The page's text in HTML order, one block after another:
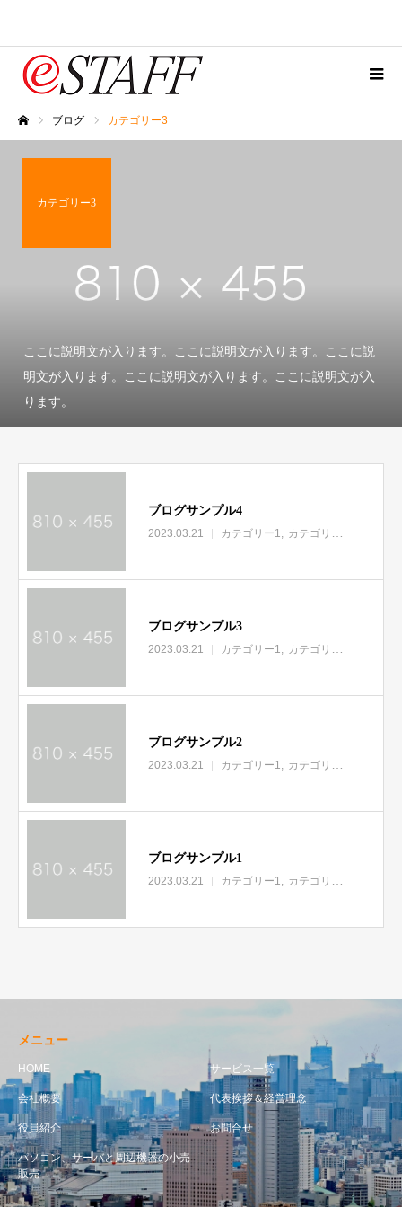
ブログ カテゴリー3
カテゴリー3
ここに説明文が入ります。ここに説明文が入ります。ここに説
明文が入ります。ここに説明文が入ります。ここに説明文が入
ります。
ブログサンプル4
2023.03.21 カテゴリー1 カテゴリー2
ブログサンプル3
2023.03.21 カテゴリー1 カテゴリー2
ブログサンプル2
2023.03.21 カテゴリー1 カテゴリー2
ブログサンプル1
2023.03.21 カテゴリー1 カテゴリー2
メニュー
HOME サービス一覧
会社概要 代表挨拶＆経営理念
役員紹介 お問合せ
パソコン、サーバと周辺機器の小売
販売